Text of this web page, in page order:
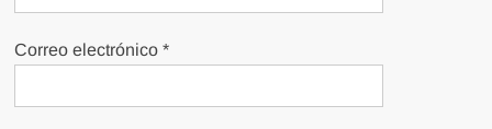
Correo electrónico*